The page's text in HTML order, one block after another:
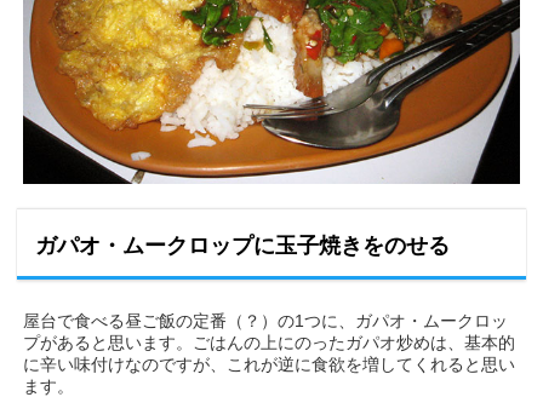
ガパオ・ムークロップに玉子焼きをのせる
屋台で食べる昼ご飯の定番（？）の1つに、ガパオ・ムークロッ
プがあると思います。ごはんの上にのったガパオ炒めは、基本的
に辛い味付けなのですが、これが逆に食欲を増してくれると思い
ます。